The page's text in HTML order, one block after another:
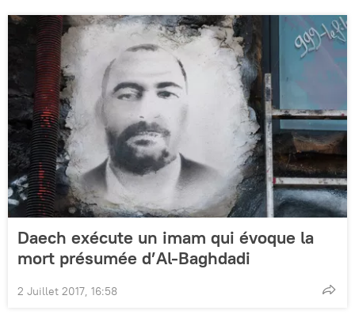
Daech exécute un imam qui évoque la
mort présumée d’Al-Baghdadi
2 Juillet 2017, 16:58